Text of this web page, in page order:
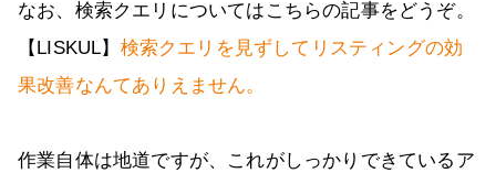
なお、検索クエリについてはこちらの記事をどうぞ。
【LISKUL】 検索クエリを見ずしてリスティングの効
果改善なんてありえません。
作業自体は地道ですが、これがしっかりできているア